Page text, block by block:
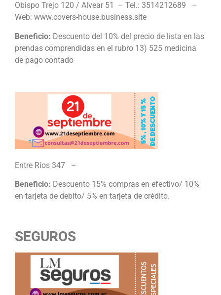
Obispo Trejo 120 / Alvear 51 – Tel.: 3514212689 –
Web: www.covers-house.business.site
Beneficio: Descuento del 10% del precio de lista en las
prendas comprendidas en el rubro 13) 525 medicina
de pago contado
Entre Ríos 347 –
Beneficio: Descuento 15% compras en efectivo/ 10%
en tarjeta de debito/ 5% en tarjeta de crédito.
SEGUROS